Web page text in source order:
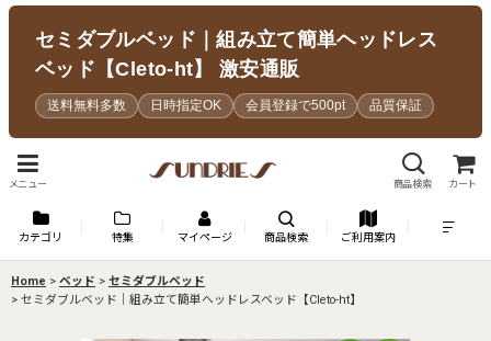
セミダブルベッド｜組み立て簡単ヘッドレス
ベッド【Cleto-ht】 激安通販
送料無料多数 日時指定OK 会員登録で500pt 品質保証
メニュー 商品検索 カート
カテゴリ 特集 マイページ 商品検索 ご利用案内
Home > ベッド > セミダブルベッド
> セミダブルベッド｜組み立て簡単ヘッドレスベッド【Cleto-ht】